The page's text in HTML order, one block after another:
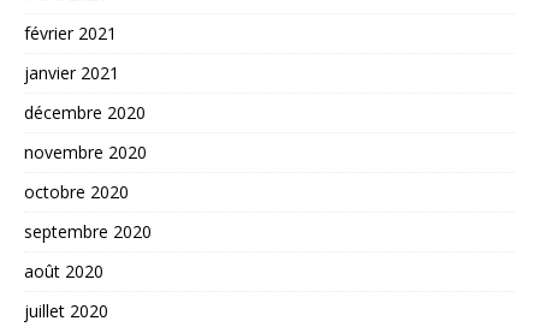
février 2021
janvier 2021
décembre 2020
novembre 2020
octobre 2020
septembre 2020
août 2020
juillet 2020